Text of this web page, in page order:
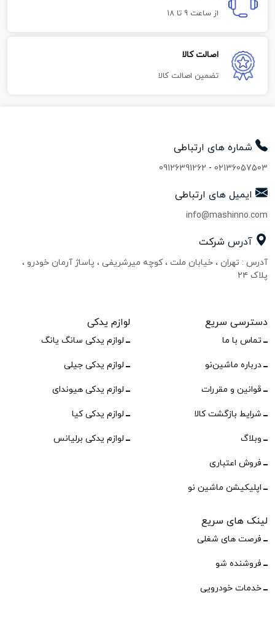
از ساعت 9 تا 18
اصالت کالا
تضمین اصالت کالا
شماره های ارتباطی
02136057503
-
09126391262
ایمیل های ارتباطی
info@mashinno.com
آدرس شرکت
آدرس : تهران ، خیابان ملت ، کوچه میرشریفی ، پاساژ آرمان خودرو ،
پلاک ۲۴
دسترسی سریع
تماس با ما
درباره ماشین‌نو
قوانین و مقررات
شرایط بازگشت کالا
وبلاگ
فروش اعتباری
اپلیکیشن ماشین نو
لوازم یدکی
لوازم یدکی سانگ یانگ
لوازم یدکی جیلی
لوازم یدکی هیوندای
لوازم یدکی کیا
لوازم یدکی برلیانس
لینک های سریع
فرصت های شغلی
فروشنده شو
خدمات خودرویی